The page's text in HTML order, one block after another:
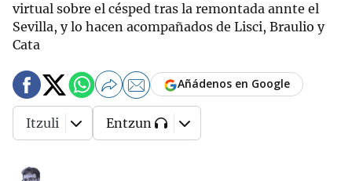
virtual sobre el césped tras la remontada annte el
Sevilla, y lo hacen acompañados de Lisci, Braulio y
Cata
Añádenos en Google
Itzuli Entzun